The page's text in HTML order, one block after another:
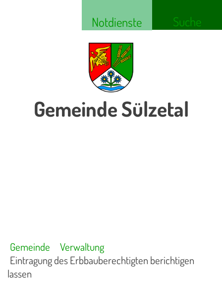
Notdienste Suche
Gemeinde Sülzetal
Gemeinde
Verwaltung
Eintragung des Erbbauberechtigten berichtigen
lassen